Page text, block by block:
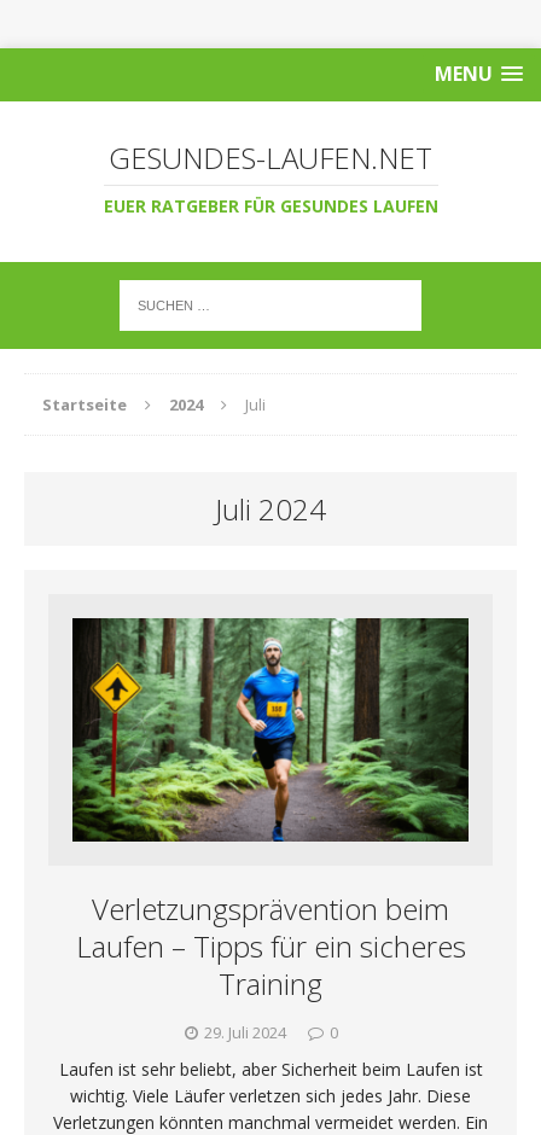
MENU
GESUNDES-LAUFEN.NET
EUER RATGEBER FÜR GESUNDES LAUFEN
Startseite 2024 Juli
Juli 2024
Verletzungsprävention beim
Laufen – Tipps für ein sicheres
Training
29. Juli 2024 0
Laufen ist sehr beliebt, aber Sicherheit beim Laufen ist
wichtig. Viele Läufer verletzen sich jedes Jahr. Diese
Verletzungen könnten manchmal vermeidet werden. Ein